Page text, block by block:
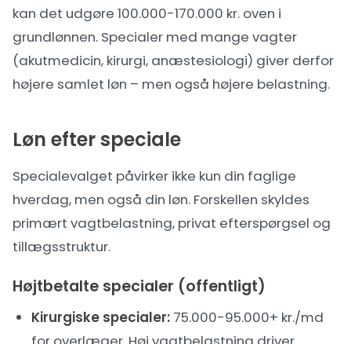
kan det udgøre 100.000-170.000 kr. oven i
grundlønnen. Specialer med mange vagter
(akutmedicin, kirurgi, anæstesiologi) giver derfor
højere samlet løn – men også højere belastning.
Løn efter speciale
Specialevalget påvirker ikke kun din faglige
hverdag, men også din løn. Forskellen skyldes
primært vagtbelastning, privat efterspørgsel og
tillægsstruktur.
Højtbetalte specialer (offentligt)
Kirurgiske specialer: 75.000-95.000+ kr./md